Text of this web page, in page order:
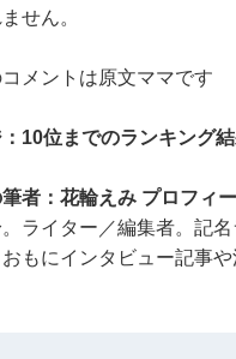
せん。
メントは原文ママです
：10位までのランキング
者：花輪えみ プロフィ
ライター／編集者。記
もにインタビュー記事